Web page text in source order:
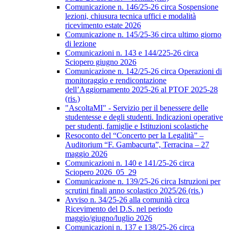
Comunicazione n. 146/25-26 circa Sospensione
lezioni, chiusura tecnica uffici e modalità
ricevimento estate 2026
Comunicazione n. 145/25-36 circa ultimo giorno
di lezione
Comunicazioni n. 143 e 144/225-26 circa
Sciopero giugno 2026
Comunicazione n. 142/25-26 circa Operazioni di
monitoraggio e rendicontazione
dell’Aggiornamento 2025-26 al PTOF 2025-28
(ris.)
"AscoltaMI" - Servizio per il benessere delle
studentesse e degli studenti. Indicazioni operative
per studenti, famiglie e Istituzioni scolastiche
Resoconto del “Concerto per la Legalità” –
Auditorium “F. Gambacurta”, Terracina – 27
maggio 2026
Comunicazioni n. 140 e 141/25-26 circa
Sciopero 2026_05_29
Comunicazione n. 139/25-26 circa Istruzioni per
scrutini finali anno scolastico 2025/26 (ris.)
Avviso n. 34/25-26 alla comunità circa
Ricevimento del D.S. nel periodo
maggio/giugno/luglio 2026
Comunicazioni n. 137 e 138/25-26 circa